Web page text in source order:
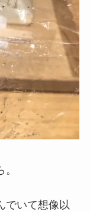
でいて想像以